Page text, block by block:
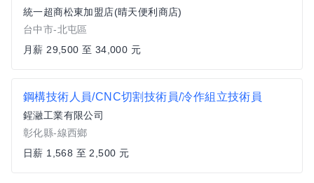
統一超商松東加盟店(晴天便利商店)
台中市-北屯區
月薪 29,500 至 34,000 元
鋼構技術人員/CNC切割技術員/冷作組立技術員
鍟瀜工業有限公司
彰化縣-線西鄉
日薪 1,568 至 2,500 元